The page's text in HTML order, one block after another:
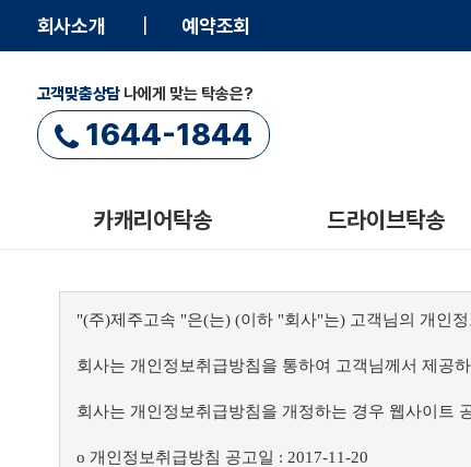
회사소개 예약조회
고객맞춤상담 나에게 맞는 탁송은?
1644-1844
카캐리어탁송 드라이브탁송
"(주)제주고속 "은(는) (이하 "회사"는) 고객님의 개인
회사는 개인정보취급방침을 통하여 고객님께서 제공
회사는 개인정보취급방침을 개정하는 경우 웹사이트
ο 개인정보취급방침 공고일 : 2017-11-20